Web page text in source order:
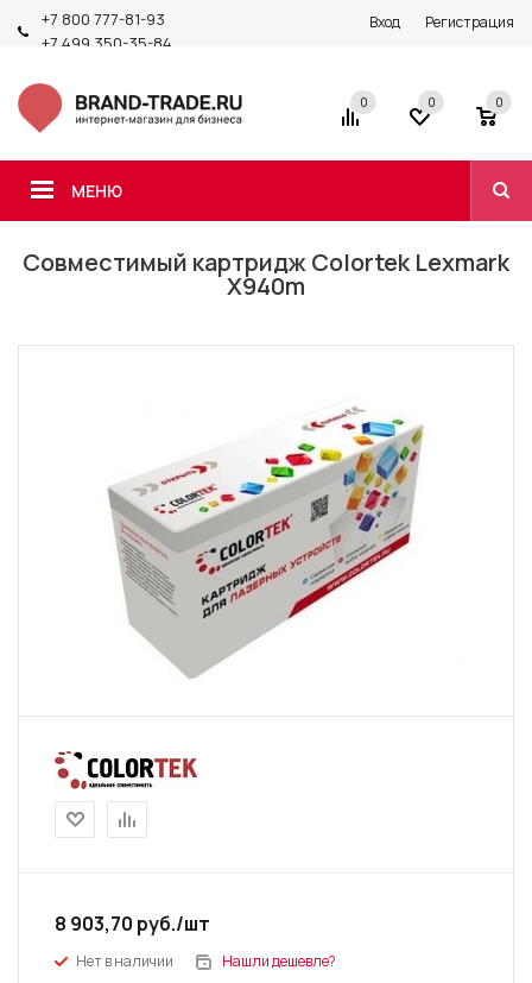
+7 800 777-81-93
+7 499 350-35-84
Вход Регистрация
МЕНЮ
0 0 0
Совместимый картридж Colortek Lexmark
X940m
8 903,70 руб./шт
Нет в наличии Нашли дешевле?